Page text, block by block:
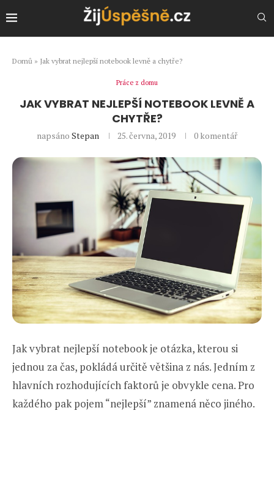
Domů » Jak vybrat nejlepší notebook levně a chytře?
Práce z domu
JAK VYBRAT NEJLEPŠÍ NOTEBOOK LEVNĚ A
CHYTŘE?
napsáno Stepan 25. června, 2019 0 komentář
Jak vybrat nejlepší notebook je otázka, kterou si
jednou za čas, pokládá určitě většina z nás. Jedním z
hlavních rozhodujících faktorů je obvykle cena. Pro
každého pak pojem “nejlepší” znamená něco jiného.